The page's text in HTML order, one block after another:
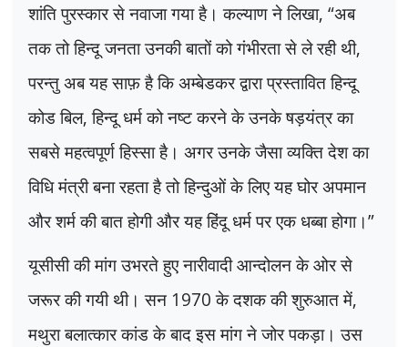
शांति पुरस्कार से नवाजा गया है। कल्याण ने लिखा, “अब
तक तो हिन्दू जनता उनकी बातों को गंभीरता से ले रही थी,
परन्तु अब यह साफ़ है कि अम्बेडकर द्वारा प्रस्तावित हिन्दू
कोड बिल,हिन्दू धर्म को नष्ट करने के उनके षड़यंत्र का
सबसे महत्वपूर्ण हिस्सा है। अगर उनके जैसा व्यक्ति देश का
विधि मंत्री बना रहता है तो हिन्दुओं के लिए यह घोर अपमान
और शर्म की बात होगी और यह हिंदू धर्म पर एक धब्बा होगा।”
यूसीसी की मांग उभरते हुए नारीवादी आन्दोलन के ओर से
जरूर की गयी थी। सन 1970के दशक की शुरुआत में,
मथुरा बलात्कार कांड के बाद इस मांग ने जोर पकड़ा। उस